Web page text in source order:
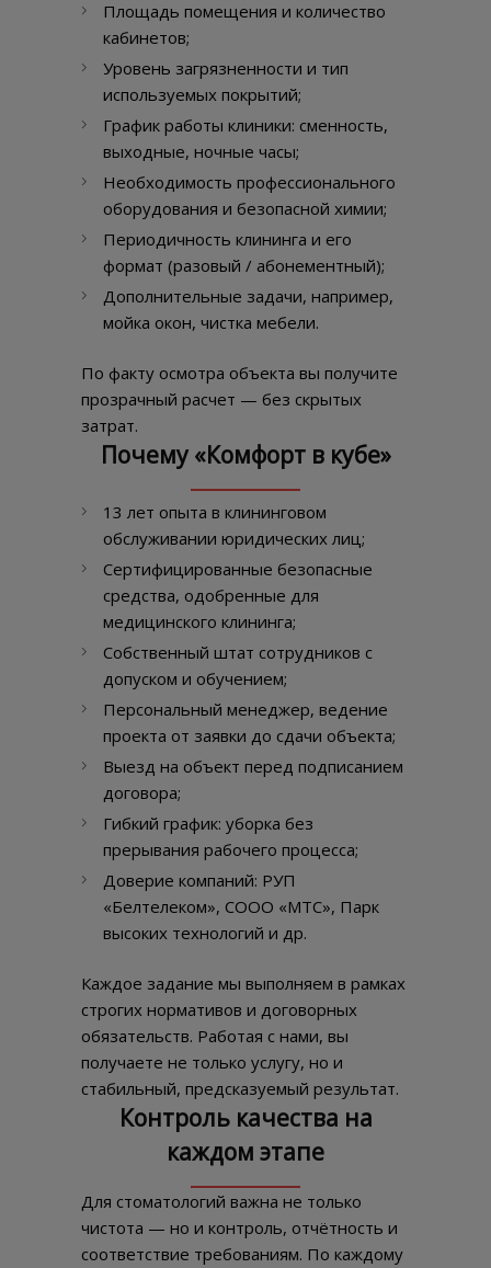
Площадь помещения и количество
кабинетов;
Уровень загрязненности и тип
используемых покрытий;
График работы клиники: сменность,
выходные, ночные часы;
Необходимость профессионального
оборудования и безопасной химии;
Периодичность клининга и его
формат (разовый / абонементный);
Дополнительные задачи, например,
мойка окон, чистка мебели.
По факту осмотра объекта вы получите
прозрачный расчет — без скрытых
затрат.
Почему «Комфорт в кубе»
13 лет опыта в клининговом
обслуживании юридических лиц;
Сертифицированные безопасные
средства, одобренные для
медицинского клининга;
Собственный штат сотрудников с
допуском и обучением;
Персональный менеджер, ведение
проекта от заявки до сдачи объекта;
Выезд на объект перед подписанием
договора;
Гибкий график: уборка без
прерывания рабочего процесса;
Доверие компаний: РУП
«Белтелеком», СООО «МТС», Парк
высоких технологий и др.
Каждое задание мы выполняем в рамках
строгих нормативов и договорных
обязательств. Работая с нами, вы
получаете не только услугу, но и
стабильный, предсказуемый результат.
Контроль качества на
каждом этапе
Для стоматологий важна не только
чистота — но и контроль, отчётность и
соответствие требованиям. По каждому